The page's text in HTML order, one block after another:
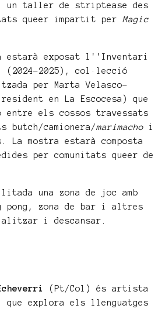
taller de striptease des
queer impartit per Magic
estarà exposat l''Inventari
(2024-2025), col·lecció
per Marta Velasco-
en La Escocesa) que
els cossos travessats
camionera/marimacho i
La mostra estarà composta
per comunitats queer de
una zona de joc amb
pong, zona de bar i altres
i descansar.
(Pt/Col) és artista
explora els llenguatges